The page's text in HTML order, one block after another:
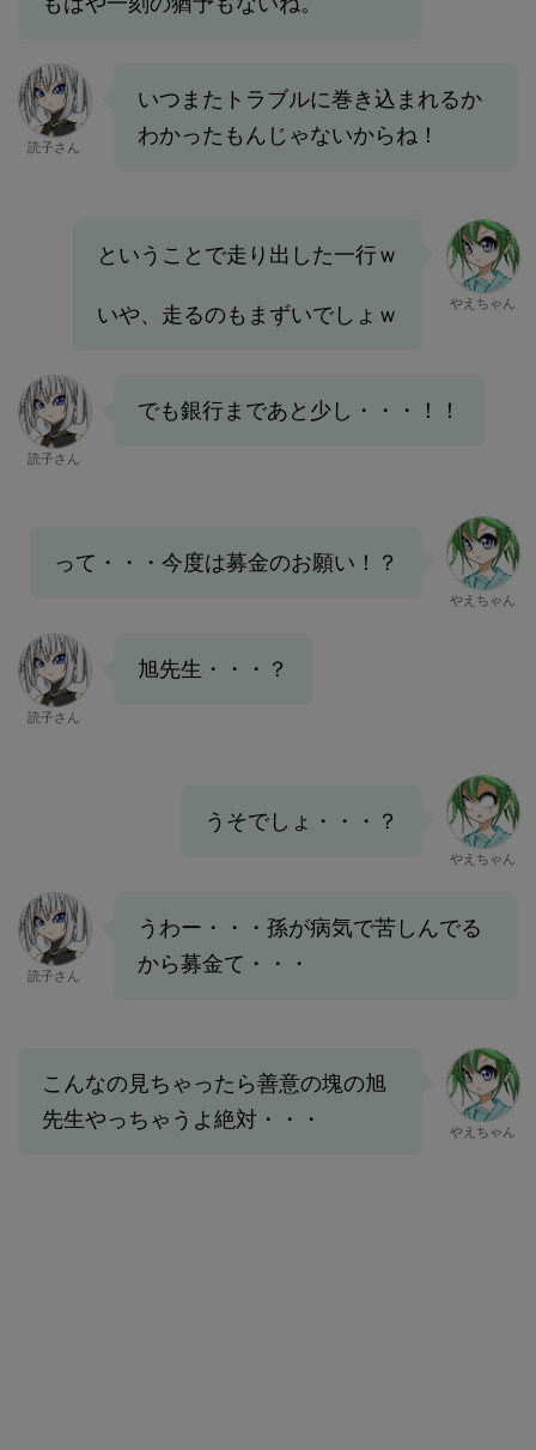
読子さん
いつまたトラブルに巻き込まれるか
わかったもんじゃないからね！
ということで走り出した一行ｗ
いや、走るのもまずいでしょｗ やえちゃん
読子さん
でも銀行まであと少し・・・！！
って・・・今度は募金のお願い！？
やえちゃん
読子さん
旭先生・・・？
うそでしょ・・・？
やえちゃん
読子さん
うわー・・・孫が病気で苦しんでる
から募金て・・・
こんなの見ちゃったら善意の塊の旭
先生やっちゃうよ絶対・・・
やえちゃん